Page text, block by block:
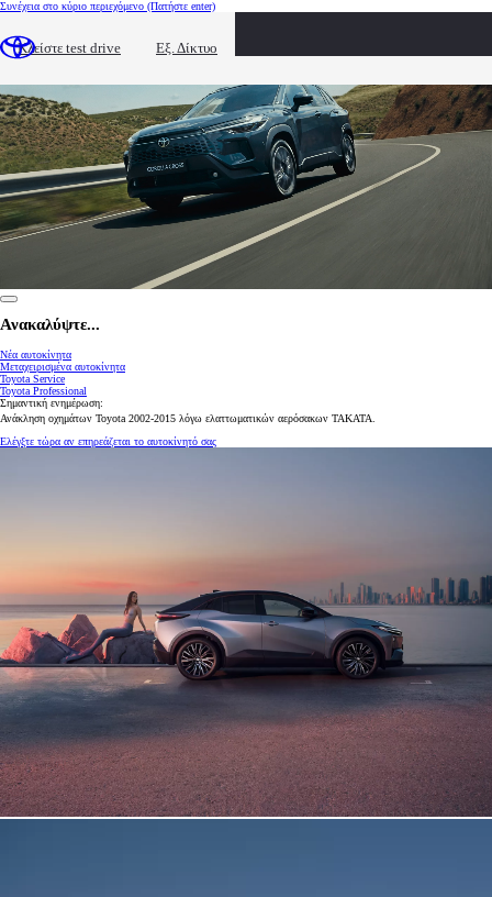
Συνέχεια στο κύριο περιεχόμενο (Πατήστε enter)
Κλείστε test drive Εξ. Δίκτυο
Ανακαλύψτε...
Νέα αυτοκίνητα
Μεταχειρισμένα αυτοκίνητα
Toyota Service
Toyota Professional
Σημαντική ενημέρωση:
Ανάκληση οχημάτων Toyota 2002-2015 λόγω ελαττωματικών αερόσακων TAKATA.
Ελέγξτε τώρα αν επηρεάζεται το αυτοκίνητό σας